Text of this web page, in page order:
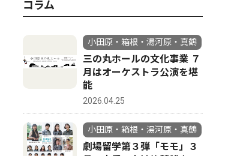
コラム
小田原・箱根・湯河原・真鶴
三の丸ホールの文化事業 ７
月はオーケストラ公演を堪
能
2026.04.25
小田原・箱根・湯河原・真鶴
劇場留学第３弾「モモ」３